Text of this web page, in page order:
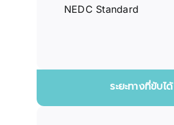
NEDC Standard
ระยะทางที่ขับได้